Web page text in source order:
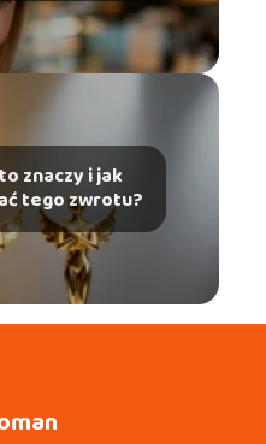
znaczy i jak
tego zwrotu?